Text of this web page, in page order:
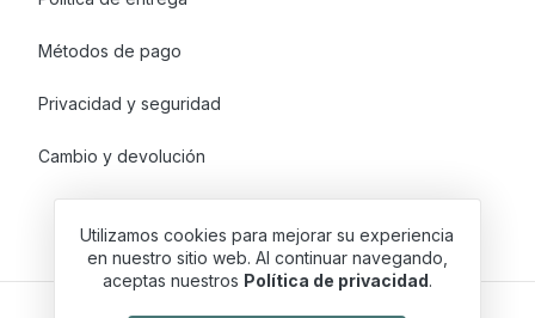
Métodos de pago
Privacidad y seguridad
Cambio y devolución
Utilizamos cookies para mejorar su experiencia
en nuestro sitio web. Al continuar navegando,
aceptas nuestros Política de privacidad.